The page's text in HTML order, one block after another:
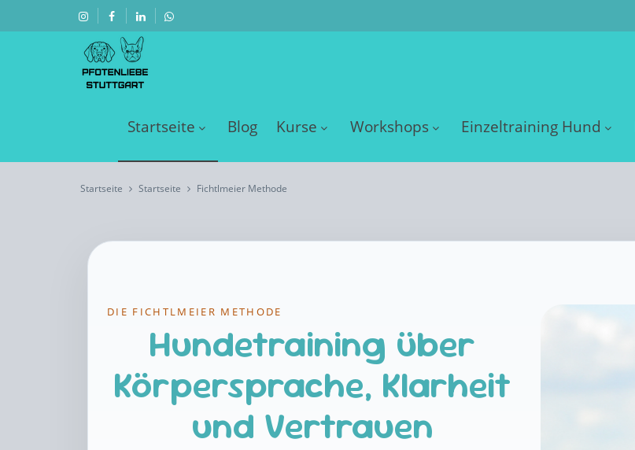
Startseite Blog Kurse Workshops Einzeltraining Hund
Startseite Startseite Fichtlmeier Methode
DIE FICHTLMEIER METHODE
Hundetraining über
Körpersprache, Klarheit
und Vertrauen